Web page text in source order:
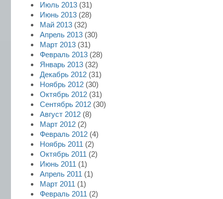
Июль 2013 (31)
Июнь 2013 (28)
Май 2013 (32)
Апрель 2013 (30)
Март 2013 (31)
Февраль 2013 (28)
Январь 2013 (32)
Декабрь 2012 (31)
Ноябрь 2012 (30)
Октябрь 2012 (31)
Сентябрь 2012 (30)
Август 2012 (8)
Март 2012 (2)
Февраль 2012 (4)
Ноябрь 2011 (2)
Октябрь 2011 (2)
Июнь 2011 (1)
Апрель 2011 (1)
Март 2011 (1)
Февраль 2011 (2)